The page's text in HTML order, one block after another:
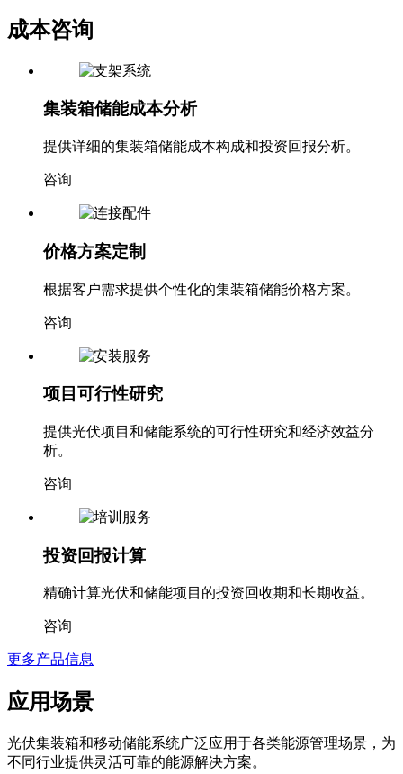
成本咨询
集装箱储能成本分析
提供详细的集装箱储能成本构成和投资回报分析。
咨询
价格方案定制
根据客户需求提供个性化的集装箱储能价格方案。
咨询
项目可行性研究
提供光伏项目和储能系统的可行性研究和经济效益分
析。
咨询
投资回报计算
精确计算光伏和储能项目的投资回收期和长期收益。
咨询
更多产品信息
应用场景
光伏集装箱和移动储能系统广泛应用于各类能源管理场景，为
不同行业提供灵活可靠的能源解决方案。